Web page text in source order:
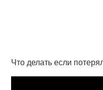
Что делать если